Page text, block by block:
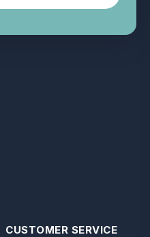
CUSTOMER SERVICE